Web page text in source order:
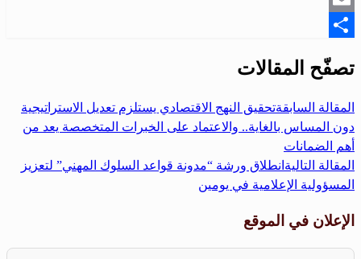
Email
تصفّح المقالات
المقالة السابقةتحقيق النهج الاقتصادي يستلزم تعديل الاستراتيجية
دون المساس بالغاية.. والاعتماد على الخبرات المتخصصة يعد من
أهم الضمانات
المقالة التالية انطلاق ورشة “مدونة قواعد السلوك المهني” لتعزيز
المسؤولية الإعلامية في يومين
الإعلان في الموقع